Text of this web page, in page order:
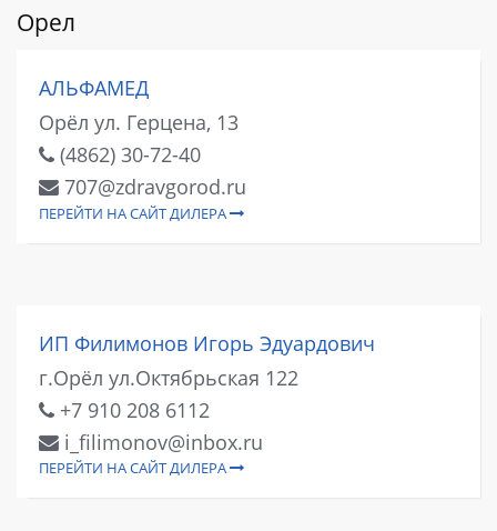
Орел
АЛЬФАМЕД
Орёл ул. Герцена, 13
(4862) 30-72-40
707@zdravgorod.ru
ПЕРЕЙТИ НА САЙТ ДИЛЕРА
ИП Филимонов Игорь Эдуардович
г.Орёл ул.Октябрьская 122
+7 910 208 6112
i_filimonov@inbox.ru
ПЕРЕЙТИ НА САЙТ ДИЛЕРА